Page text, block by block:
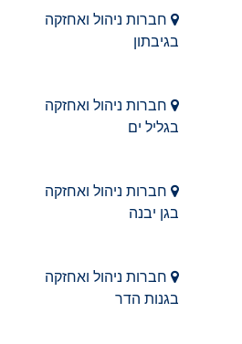
חברות ניהול ואחזקה
בגיבתון
חברות ניהול ואחזקה
בגליל ים
חברות ניהול ואחזקה
בגן יבנה
חברות ניהול ואחזקה
בגנות הדר